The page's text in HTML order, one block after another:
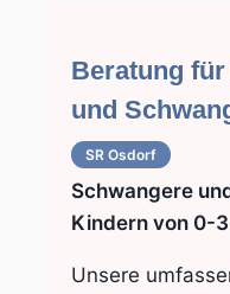
Beratung
und
SR Osdorf
Schwangere
Kindern von 0-
Unsere